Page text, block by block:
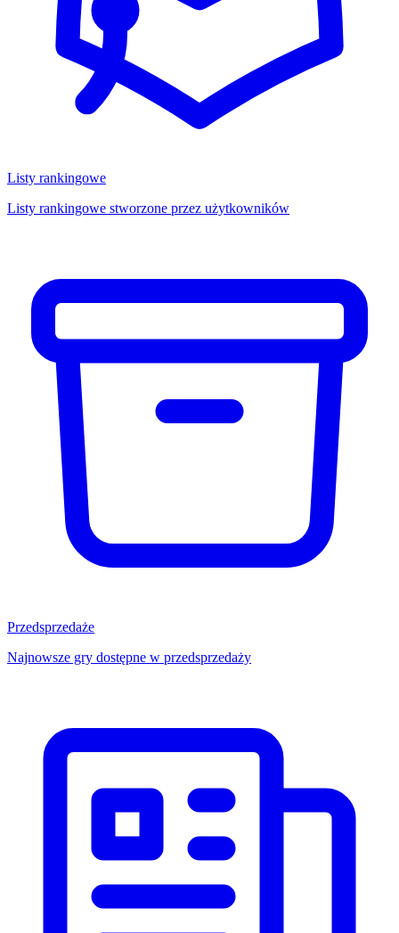
Listy rankingowe
Listy rankingowe stworzone przez użytkowników
Przedsprzedaże
Najnowsze gry dostępne w przedsprzedaży